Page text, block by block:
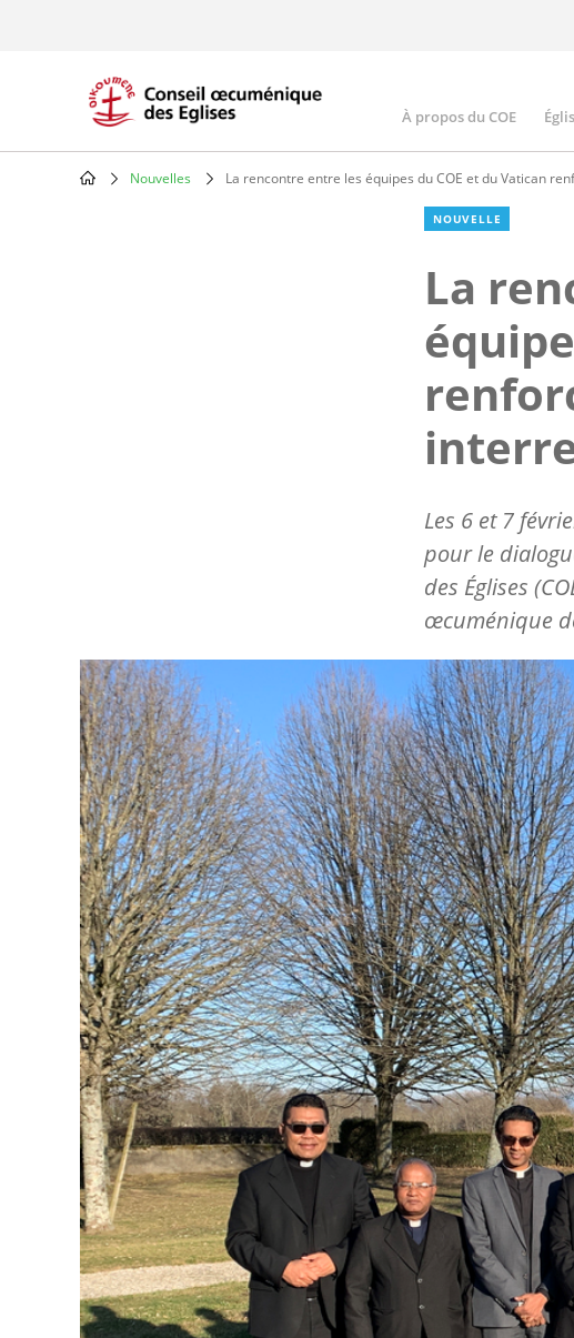
Main
navigation
À propos du COE
Nouvelles La rencontre entre les équipes du COE et du Vatican
NOUVELLE
La
Les 6 et 7
pour le
des Églises
œcuménique
Image